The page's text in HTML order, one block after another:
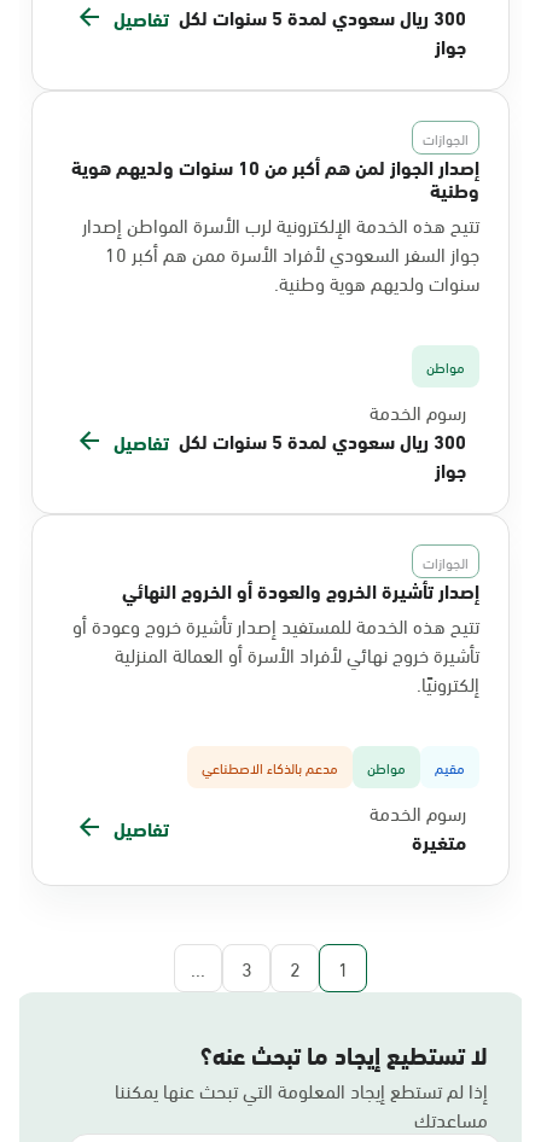
300 ريال سعودي لمدة 5 سنوات لكل
جواز
تفاصيل
الجوازات
إصدار الجواز لمن هم أكبر من 10 سنوات ولديهم هوية
وطنية
تتيح هذه الخدمة الإلكترونية لرب الأسرة المواطن إصدار
جواز السفر السعودي لأفراد الأسرة ممن هم أكبر 10
سنوات ولديهم هوية وطنية.
مواطن
رسوم الخدمة
300 ريال سعودي لمدة 5 سنوات لكل
جواز
تفاصيل
الجوازات
إصدار تأشيرة الخروج والعودة أو الخروج النهائي
تتيح هذه الخدمة للمستفيد إصدار تأشيرة خروج وعودة أو
تأشيرة خروج نهائي لأفراد الأسرة أو العمالة المنزلية
إلكترونيًا.
مقيم مواطن مدعم بالذكاء الاصطناعي
رسوم الخدمة
متغيرة
تفاصيل
1
2
3
...
لا تستطيع إيجاد ما تبحث عنه؟
إذا لم تستطع إيجاد المعلومة التي تبحث عنها يمكننا
مساعدتك